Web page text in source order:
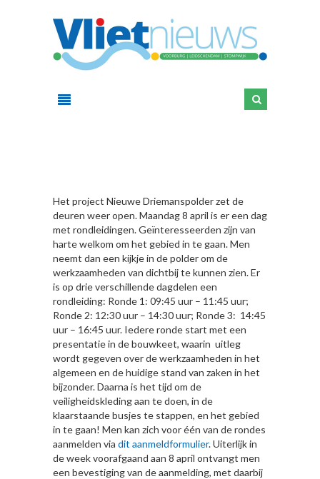
Het project Nieuwe Driemanspolder zet de
deuren weer open. Maandag 8 april is er een dag
met rondleidingen. Geïnteresseerden zijn van
harte welkom om het gebied in te gaan. Men
neemt dan een kijkje in de polder om de
werkzaamheden van dichtbij te kunnen zien. Er
is op drie verschillende dagdelen een
rondleiding: Ronde 1: 09:45 uur – 11:45 uur;
Ronde 2: 12:30 uur – 14:30 uur; Ronde 3: 14:45
uur – 16:45 uur. Iedere ronde start met een
presentatie in de bouwkeet, waarin uitleg
wordt gegeven over de werkzaamheden in het
algemeen en de huidige stand van zaken in het
bijzonder. Daarna is het tijd om de
veiligheidskleding aan te doen, in de
klaarstaande busjes te stappen, en het gebied
in te gaan! Men kan zich voor één van de rondes
aanmelden via dit aanmeldformulier. Uiterlijk in
de week voorafgaand aan 8 april ontvangt men
een bevestiging van de aanmelding, met daarbij